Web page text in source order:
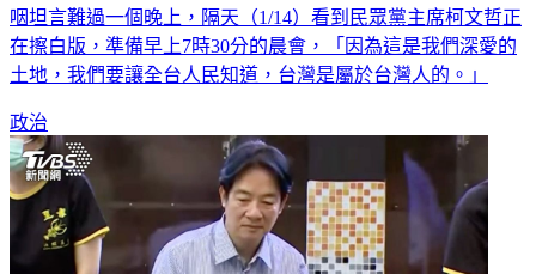
團總召黃國昌致詞時，談到1月13日沒有走到最後一哩路，哽
咽坦言難過一個晚上，隔天（1/14）看到民眾黨主席柯文哲正
在擦白版，準備早上7時30分的晨會，「因為這是我們深愛的
政治